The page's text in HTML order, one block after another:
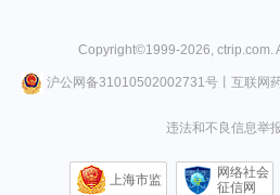
Copyright©1999-2026, ctrip.com.
沪公网备31010502002731号丨 互联网
违法和不良信息举
上海市监
网络社会
征信网